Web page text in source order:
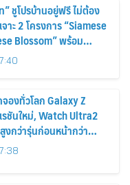
” ชูโปรบ้านอยู่ฟรี ไม่ต้อง
าะ 2 โครงการ “Siamese
Blossom” พร้อม
เศษถึง 31 สิงหาคม
องทั่วโลก Galaxy Z
รชันใหม่, Watch Ultra2
งกว่ารุ่นก่อนหน้ากว่า